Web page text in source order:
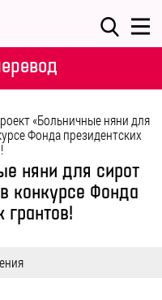
«Больничные няни для
Фонда президентских
няни для сирот
конкурсе Фонда
грантов!